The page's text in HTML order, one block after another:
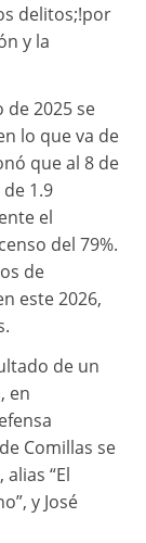
delitos;!por
y la
2025 se
lo que va de
que al 8 de
1.9
el
del 79%.
de
este 2026,
de un
en
Comillas se
“El
y José